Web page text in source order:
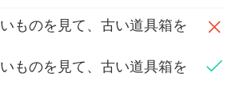
ものを見て、古い道具箱を
ものを見て、古い道具箱を